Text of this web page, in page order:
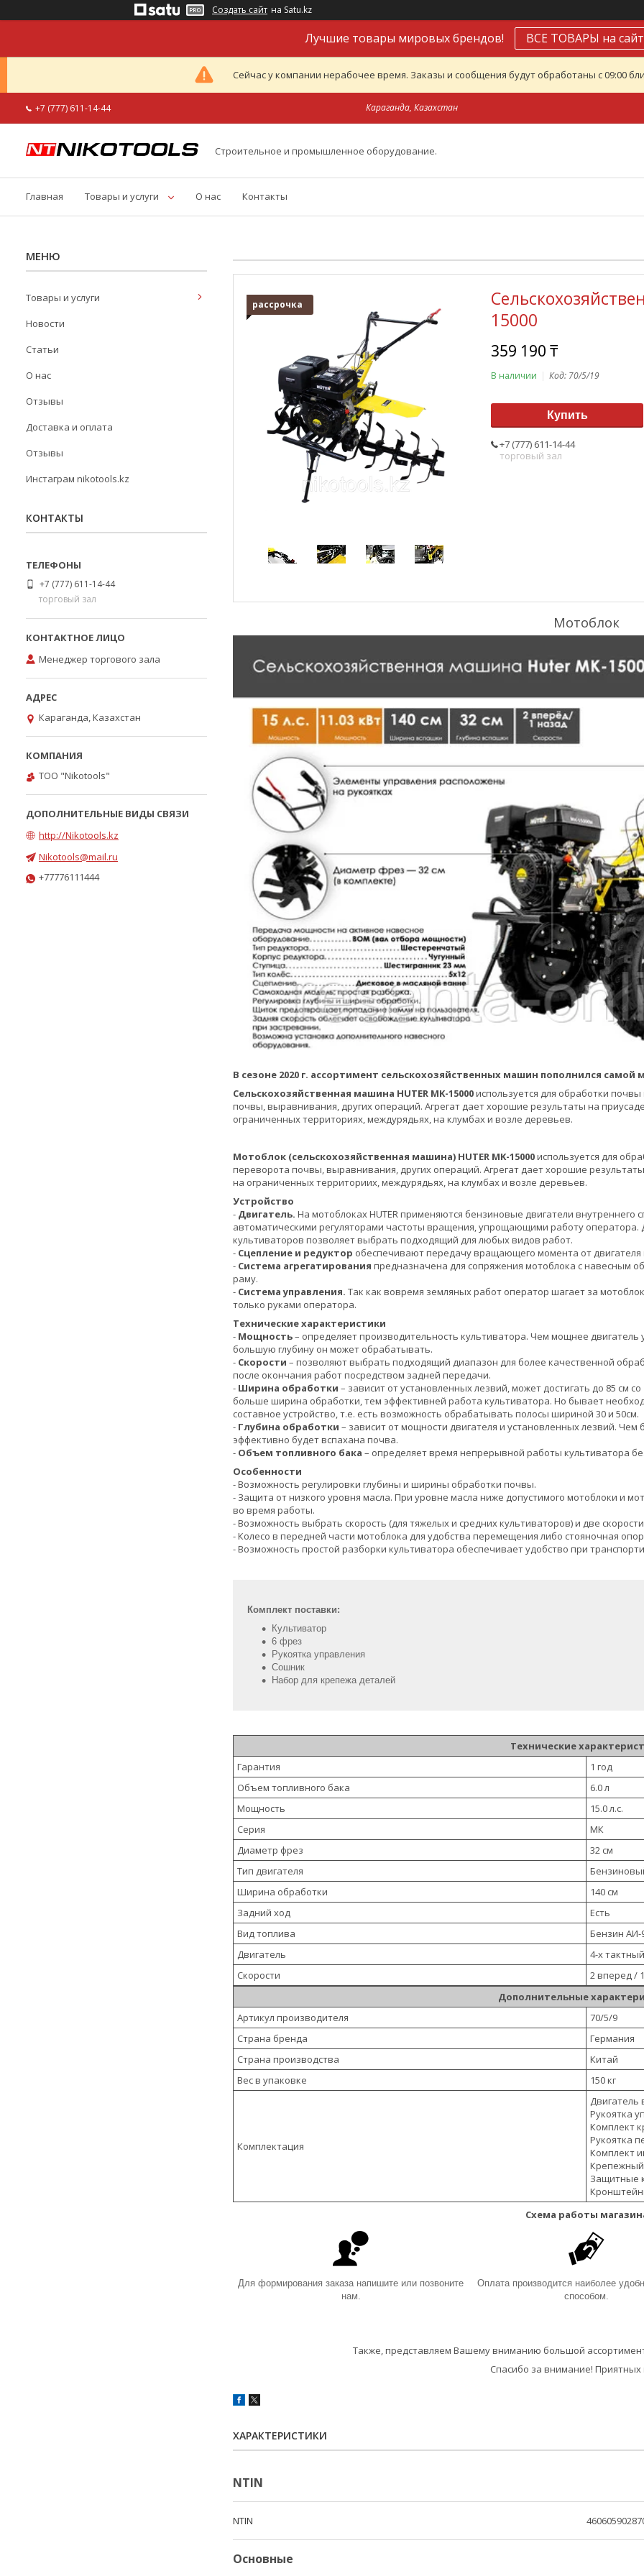
Создать сайт на Satu.kz
Лучшие товары мировых брендов! ВСЕ ТОВАРЫ на
Сейчас у компании нерабочее время. Заказы и сообщения будут обработаны с 09:00
+7 (777) 611-14-44 Караганда, Казахстан
Строительное и промышленное оборудование.
Главная Товары и услуги О нас Контакты
рассрочка
15000
359 190 ₸
В наличии Код: 70/5/19
Купить
+7 (777) 611-14-44
торговый зал
Мотоблок
В сезоне 2020 г. ассортимент сельскохозяйственных машин пополнился
Сельскохозяйственная машина HUTER MK-15000используется для обработки
почвы, выравнивания, других операций. Агрегат дает хорошие результаты на
ограниченных территориях, междурядьях, на клумбах и возле деревьев.
Мотоблок (сельскохозяйственная машина) HUTER MK-15000используется для
переворота почвы, выравнивания, других операций. Агрегат дает хорошие
на ограниченных территориих, междурядьях, на клумбах и возле деревьев.
Устройство
- Двигатель. На мотоблоках HUTER применяются бензиновые двигатели внутреннего
автоматическими регуляторами частоты вращения, упрощающими работу
культиваторов позволяет выбрать подходящий для любых видов работ.
- Сцепление и редуктор обеспечивают передачу вращающего момента от двигателя
- Система агрегатирования предназначена для сопряжения мотоблока с навесным
раму.
- Система управления. Так как вовремя земляных работ оператор шагает за
только руками оператора.
Технические характеристики
- Мощность– определяет производительность культиватора. Чем мощнее
большую глубину он может обрабатывать.
- Скорости – позволяют выбрать подходящий диапазон для более качественной
после окончания работ посредством задней передачи.
- Ширина обработки – зависит от установленных лезвий, может достигать до 85 см
больше ширина обработки, тем эффективней работа культиватора. Но бывает
составное устройство, т.е. есть возможность обрабатывать полосы шириной 30 и 50см.
- Глубина обработки – зависит от мощности двигателя и установленных лезвий.
эффективно будет вспахана почва.
- Объем топливного бака – определяет время непрерывной работы культиватора
Особенности
- Возможность регулировки глубины и ширины обработки почвы.
- Защита от низкого уровня масла. При уровне масла ниже допустимого мотоблоки и
во время работы.
- Возможность выбрать скорость (для тяжелых и средних культиваторов) и две
- Колесо в передней части мотоблока для удобства перемещения либо стояночная
- Возможность простой разборки культиватора обеспечивает удобство при
Комплект поставки:
Культиватор
6 фрез
Рукоятка управления
Сошник
Набор для крепежа деталей
Технические
Гарантия
1 год
Объем топливного бака
6.0 л
Мощность
15.0 л.с.
Серия
МК
Диаметр фрез
32 см
Тип двигателя
Ширина обработки
140 см
Задний ход
Есть
Вид топлива
Бензин АИ-
Двигатель
4-х
Скорости
2 вперед /
Дополнительные
Артикул производителя
70/5/9
Страна бренда
Германия
Страна производства
Китай
Вес в упаковке
150 кг
Комплектация
Двигатель
Рукоятка
Комплект
Рукоятка
Комплект
Крепежный
Защитные
Схема работы
Для формирования заказа напишите или позвоните
нам.
Оплата производится наиболее
способом.
Также, представляем Вашему вниманию большой
Спасибо за внимание! Приятных
ХАРАКТЕРИСТИКИ
NTIN
NTIN
Основные
Товары и услуги
Новости
Статьи
О нас
Отзывы
Доставка и оплата
Отзывы
Инстаграм nikotools.kz
КОНТАКТЫ
+7 (777) 611-14-44
торговый зал
Менеджер торгового зала
Караганда, Казахстан
ТОО "Nikotools"
http://Nikotools.kz
Nikotools@mail.ru
+77776111444